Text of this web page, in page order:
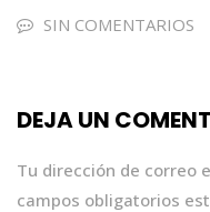
e
o
k
tets
p
e
SIN COMENTARIOS
DEJA UN
Tu dirección de correo
campos obligatorios